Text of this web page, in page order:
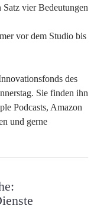
vier Bedeutungen
vor dem Studio bis
des
Sie finden ihn
Podcasts, Amazon
und gerne